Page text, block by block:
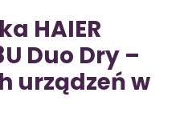
HAIER
Duo Dry –
urządzeń w